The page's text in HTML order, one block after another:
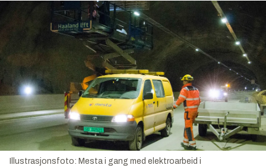
Illustrasjonsfoto: Mesta i gang med elektroarbeid i